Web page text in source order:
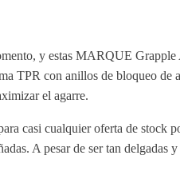
y estas MARQUE
TPR con anillos de bloqueo
el agarre.
casi cualquier oferta de stock
A pesar de ser tan delgadas